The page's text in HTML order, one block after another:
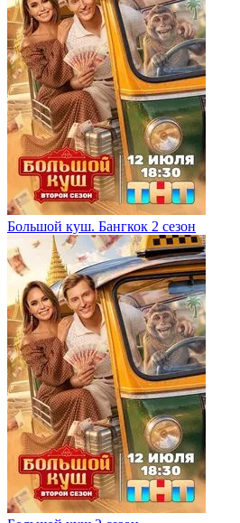
Большой куш. Бангкок 2 сезон